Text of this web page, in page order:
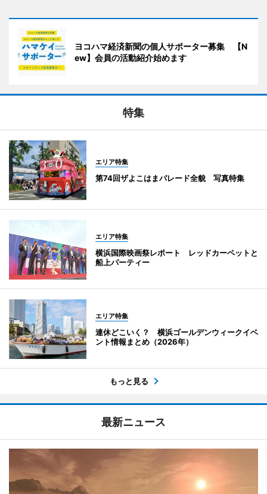
ヨコハマ経済新聞の個人サポーター募集 【N
ew】会員の活動紹介始めます
特集
エリア特集
第74回ザよこはまパレード全貌 写真特集
エリア特集
横浜国際映画祭レポート レッドカーペットと
船上パーティー
エリア特集
連休どこいく？ 横浜ゴールデンウィークイベ
ント情報まとめ（2026年）
もっと見る
最新ニュース